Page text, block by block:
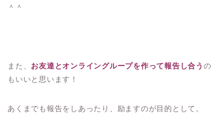
＾＾
また、 お友達とオンライングループを作って報告し合うの
もいいと思います！
あくまでも報告をしあったり、励ますのが目的として。